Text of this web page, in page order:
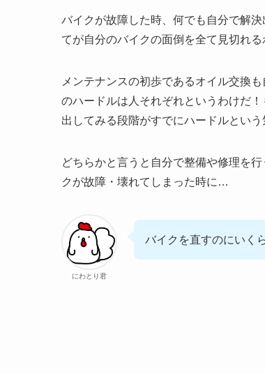
バイクが故障した時、何でも自分で解
てが自分のバイクの面倒を全て見切れる
メンテナンスの初歩であるオイル交換
のハードルは人それぞれというわけだ
出してみる段階がすでにハードルとい
どちらかと言うと自分で整備や修理を
クが故障・壊れてしまった時に…
にわとり君
バイクを直すのにいく